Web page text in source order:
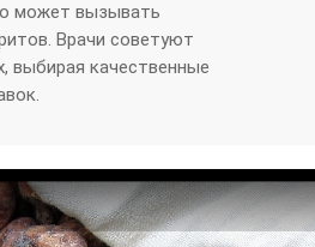
может вызывать
Врачи советуют
выбирая качественные